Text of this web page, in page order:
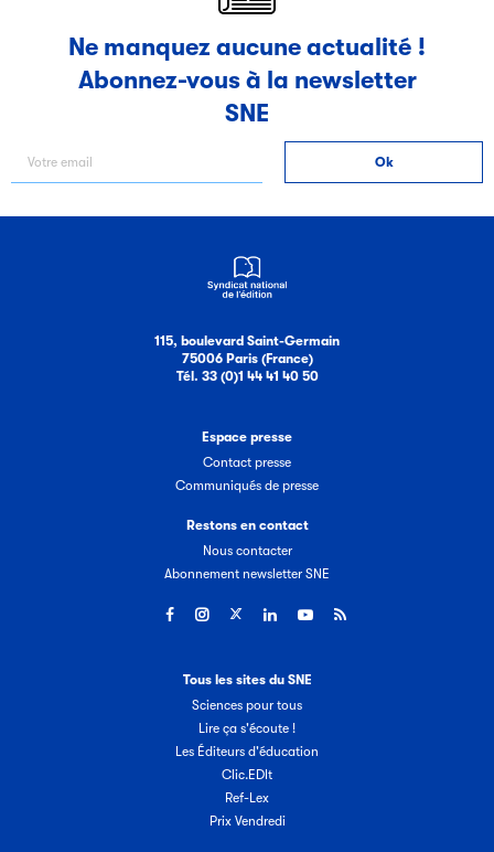
Ne manquez aucune actualité !
Abonnez-vous à la newsletter
SNE
115, boulevard Saint-Germain
75006 Paris (France)
Tél. 33 (0)1 44 41 40 50
Espace presse
Contact presse
Communiqués de presse
Restons en contact
Nous contacter
Abonnement newsletter SNE
Tous les sites du SNE
Sciences pour tous
Lire ça s'écoute !
Les Éditeurs d'éducation
Clic.EDIt
Ref-Lex
Prix Vendredi